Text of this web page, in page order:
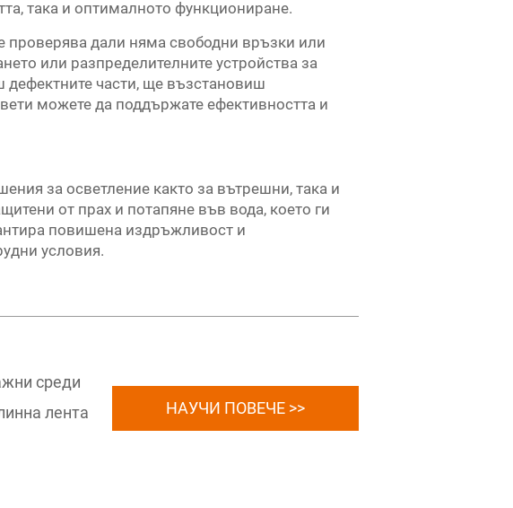
така и оптималното функциониране.
проверява дали няма свободни връзки или
или разпределителните устройства за
части, ще възстановиш
можете да поддържате ефективността и
за осветление както за вътрешни, така и
от прах и потапяне във вода, което ги
повишена издръжливост и
условия.
среди
лента
НАУЧИ ПОВЕЧЕ >>